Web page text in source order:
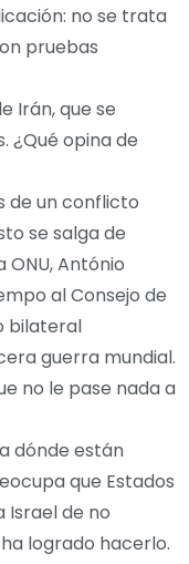
no se trata
pruebas
Irán, que se
¿Qué opina de
de un conflicto
se salga de
António
al Consejo de
bilateral
guerra mundial.
no le pase nada a
dónde están
que Estados
Israel de no
logrado hacerlo.